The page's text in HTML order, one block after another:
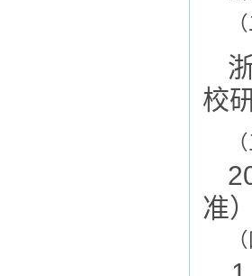
校
准